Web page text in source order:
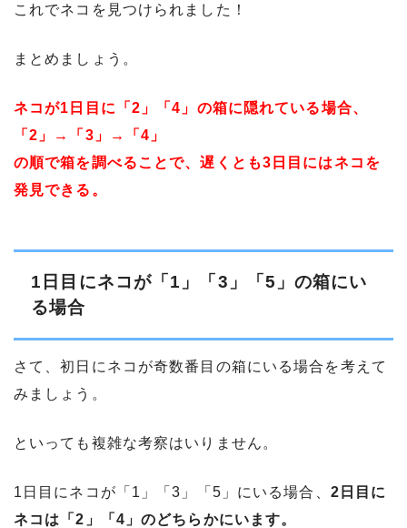
これでネコを見つけられました！
まとめましょう。
ネコが1日目に「2」「4」の箱に隠れている場合、
「2」→「3」→「4」
の順で箱を調べることで、遅くとも3日目にはネコを
発見できる。
1日目にネコが「1」「3」「5」の箱にい
る場合
さて、初日にネコが奇数番目の箱にいる場合を考えて
みましょう。
といっても複雑な考察はいりません。
1日目にネコが「1」「3」「5」にいる場合、 2日目に
ネコは「2」「4」のどちらかにいます。